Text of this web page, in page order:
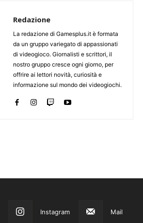
Redazione
La redazione di Gamesplus.it è formata
da un gruppo variegato di appassionati
di videogioco. Giornalisti e scrittori, il
nostro gruppo cresce ogni giorno, per
offrire ai lettori novità, curiosità e
informazione sul mondo dei videogiochi.
Instagram Mail